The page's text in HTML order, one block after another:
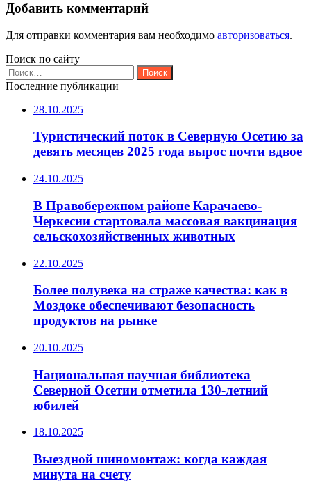
Добавить комментарий
Для отправки комментария вам необходимо авторизоваться.
Поиск по сайту
Найти:
Последние публикации
28.10.2025
Туристический поток в Северную Осетию за
девять месяцев 2025 года вырос почти вдвое
24.10.2025
В Правобережном районе Карачаево-
Черкесии стартовала массовая вакцинация
сельскохозяйственных животных
22.10.2025
Более полувека на страже качества: как в
Моздоке обеспечивают безопасность
продуктов на рынке
20.10.2025
Национальная научная библиотека
Северной Осетии отметила 130-летний
юбилей
18.10.2025
Выездной шиномонтаж: когда каждая
минута на счету